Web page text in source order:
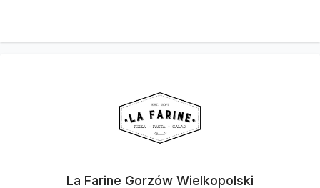
La Farine Gorzów Wielkopolski